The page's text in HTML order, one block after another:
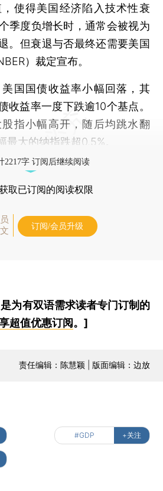
使得美国经济陷入技术性衰
季度负增长时，通常会被视为
。但衰退与否最终还需要美国
）裁定宣布。
国债收益率小幅回落，其
收益率一度下跌逾10个基点。
指小幅高开，随后均跳水翻
大的纳指跌超0.5%。
2217字 订阅后继续阅读
取已订阅的阅读权限
订阅/会员升级
为有双语需求读者专门订制的
超值优惠订阅。]
责任编辑：陈慧颖 | 版面编辑：边放
#GDP +关注